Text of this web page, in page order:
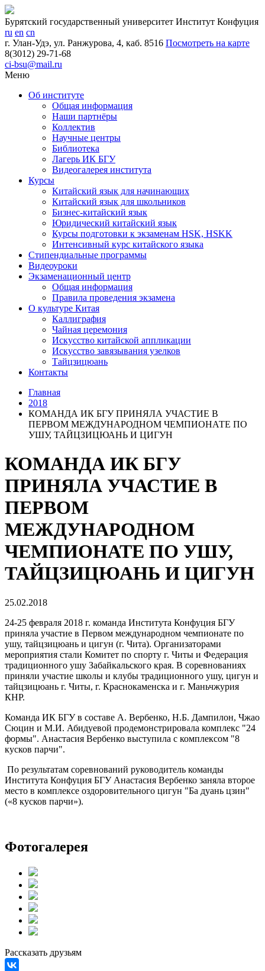
Бурятский государственный университет Институт Конфуция
ru en cn
г. Улан-Удэ, ул. Ранжурова, 4, каб. 8516 Посмотреть на карте
8(3012) 29-71-68
ci-bsu@mail.ru
Меню
Об институте
Общая информация
Наши партнёры
Коллектив
Научные центры
Библиотека
Лагерь ИК БГУ
Видеогалерея института
Курсы
Китайский язык для начинающих
Китайский язык для школьников
Бизнес-китайский язык
Юридический китайский язык
Курсы подготовки к экзаменам HSK, HSKK
Интенсивный курс китайск​ого язык​а
Стипендиальные программы
Видеоуроки
Экзаменационный центр
Общая информация
Правила проведения экзамена
О культуре Китая
Каллиграфия
Чайная церемония
Искусство китайской аппликации
Искусство завязывания узелков
Тайцзицюань
Контакты
Главная
2018
КОМАНДА ИК БГУ ПРИНЯЛА УЧАСТИЕ В
ПЕРВОМ МЕЖДУНАРОДНОМ ЧЕМПИОНАТЕ ПО
УШУ, ТАЙЦЗИЦЮАНЬ И ЦИГУН
КОМАНДА ИК БГУ
ПРИНЯЛА УЧАСТИЕ В
ПЕРВОМ
МЕЖДУНАРОДНОМ
ЧЕМПИОНАТЕ ПО УШУ,
ТАЙЦЗИЦЮАНЬ И ЦИГУН
25.02.2018
24-25 февраля 2018 г. команда Института Конфуция БГУ
приняла участие в Первом международном чемпионате по
ушу, тайцзицюань и цигун (г. Чита). Организаторами
мероприятия стали Комитет по спорту г. Читы и Федерация
традиционного ушу Забайкальского края. В соревнованиях
приняли участие школы и клубы традиционного ушу, цигун и
тайцзицюань г. Читы, г. Краснокаменска и г. Маньчжурия
КНР.
Команда ИК БГУ в составе А. Вербенко, Н.Б. Дампилон, Чжао
Сюцин и М.И. Абидуевой продемонстрировала комплекс "24
формы". Анастасия Вербенко выступила с комплексом "8
кусков парчи".
По результатам соревнований руководитель команды
Института Конфуция БГУ Анастасия Вербенко заняла второе
место в комплексе оздоровительного цигун "Ба дуань цзин"
(«8 кусков парчи»).
Фотогалерея
Рассказать друзьям